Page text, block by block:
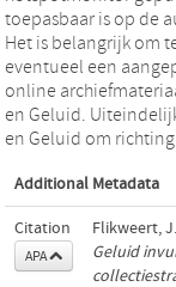
toepasbaar is op de
Het is belangrijk om
eventueel een
online
en Geluid.
en Geluid om
Additional Metadata
Citation
APA
Flikweert,
Geluid